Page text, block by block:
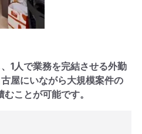
1人で業務を完結させる外勤
屋にいながら大規模案件の
ことが可能です。